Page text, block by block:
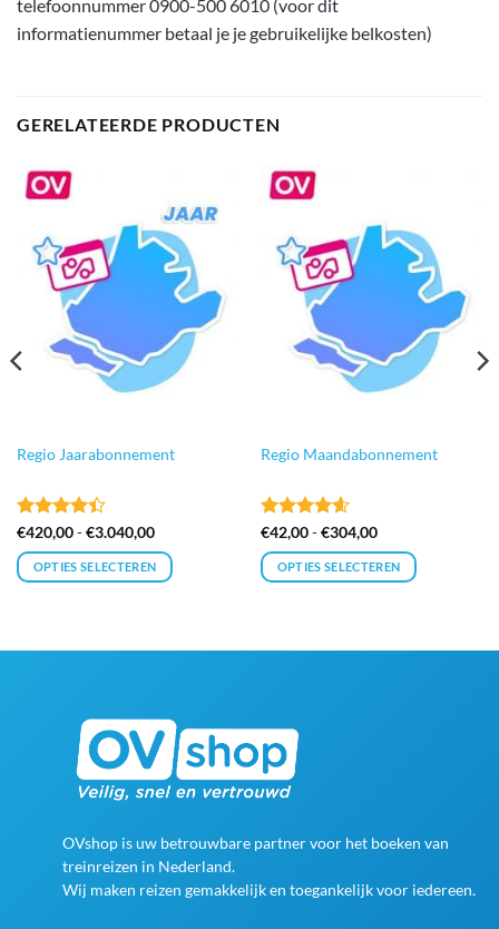
telefoonnummer 0900-500 6010 (voor dit
informatienummer betaal je je gebruikelijke belkosten)
GERELATEERDE PRODUCTEN
Regio Jaarabonnement
Gewaardeerd
4.4uit 5
€420,00 - €3.040,00Prijsklasse:
tot
€3.040,00
OPTIES SELECTEREN
productpagina
Regio Maandabonnement
Gewaardeerd
4.58uit 5
€42,00 - €304,00Prijsklasse:
tot
€304,00
OPTIES SELECTEREN
optie
kan
gekozen
worden
de
OVshop is uw betrouwbare partner voor het boeken van
treinreizen in Nederland.
Wij maken reizen gemakkelijk en toegankelijk voor iedereen.